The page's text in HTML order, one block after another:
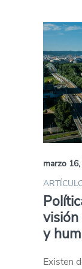
marzo
visión
y
Existen